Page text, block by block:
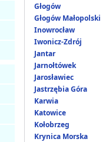
Głogów
Głogów Małopolski
Inowrocław
Iwonicz-Zdrój
Jantar
Jarnołtówek
Jarosławiec
Jastrzębia Góra
Karwia
Katowice
Kołobrzeg
Krynica Morska